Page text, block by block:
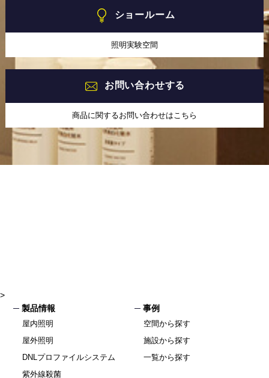
ショールーム
照明実験空間
お問い合わせする
商品に関するお問い合わせはこちら
>
製品情報
屋内照明
屋外照明
DNLプロファイルシステム
紫外線殺菌
事例
空間から探す
施設から探す
一覧から探す